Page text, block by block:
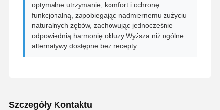
Metalowe protezy częściowe
Pełne protezy akrylowe
optymalne utrzymanie, komfort i ochronę
funkcjonalną, zapobiegając nadmiernemu zużyciu
naturalnych zębów, zachowując jednocześnie
odpowiednią harmonię okluzy.Wyższa niż ogólne
alternatywy dostępne bez recepty.
Szczegóły Kontaktu